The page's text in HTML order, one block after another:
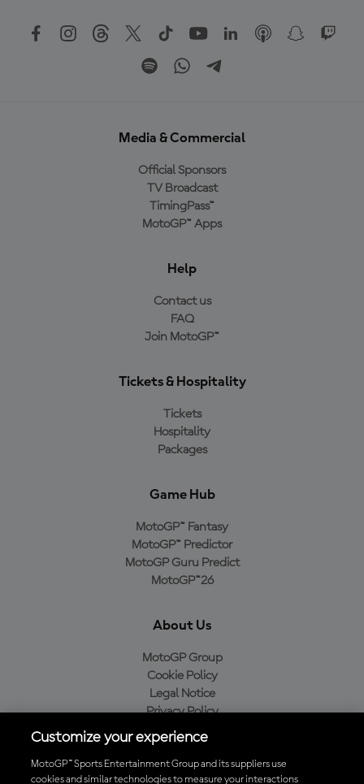
Media & Commercial
Official Sponsors
TV Broadcast
TimingPass™
MotoGP™ Apps
Help
Contact us
FAQ
Join MotoGP™
Tickets & Hospitality
Tickets
Hospitality
Packages
Game Hub
MotoGP™ Fantasy
MotoGP™ Predictor
MotoGP Guru Predict
MotoGP™26
About Us
MotoGP Group
Cookie Policy
Legal Notice
Privacy Policy
Purchase Policy
Customize your experience
MotoGP™ Sports Entertainment Group and its suppliers use
cookies and similar technologies to measure your interactions